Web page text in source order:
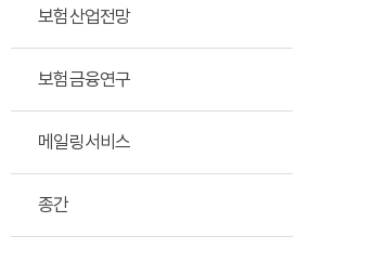
보험산업전망
보험금융연구
메일링서비스
종간